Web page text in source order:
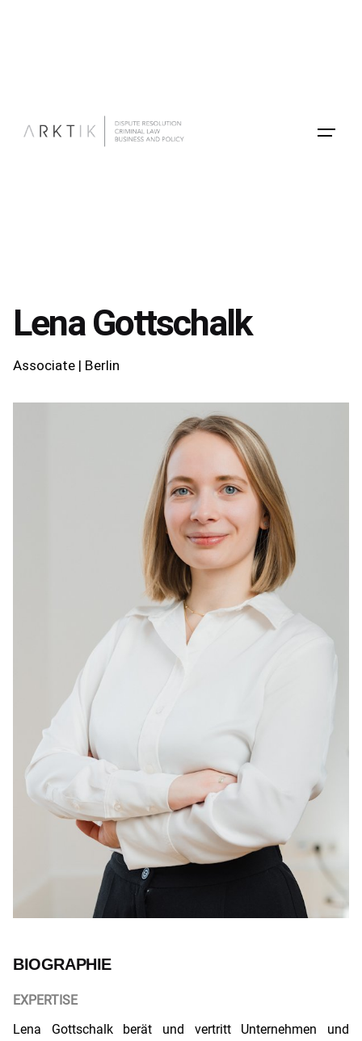
Lena Gottschalk
Associate | Berlin
BIOGRAPHIE
EXPERTISE
Lena Gottschalk berät und vertritt Unternehmen und